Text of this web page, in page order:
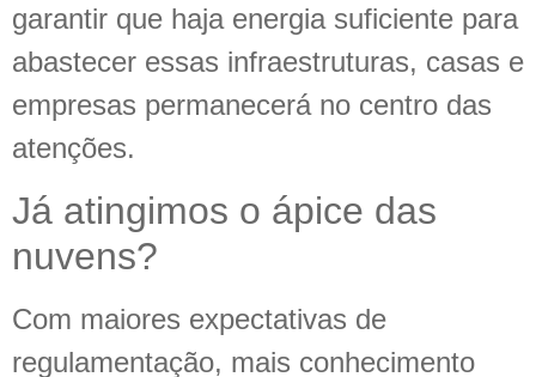
garantir que haja energia suficiente para
abastecer essas infraestruturas, casas e
empresas permanecerá no centro das
atenções.
Já atingimos o ápice das
nuvens?
Com maiores expectativas de
regulamentação, mais conhecimento